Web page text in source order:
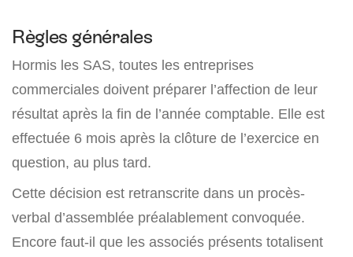
Règles générales
Hormis les SAS, toutes les entreprises
commerciales doivent préparer l’affection de leur
résultat après la fin de l’année comptable. Elle est
effectuée 6 mois après la clôture de l’exercice en
question, au plus tard.
Cette décision est retranscrite dans un procès-
verbal d’assemblée préalablement convoquée.
Encore faut-il que les associés présents totalisent